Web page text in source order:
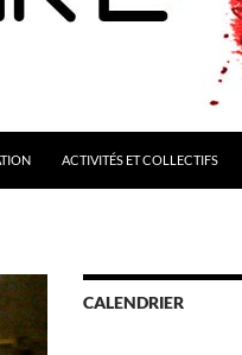
ACTIVITÉS ET COLLECTIFS
CALENDRIER